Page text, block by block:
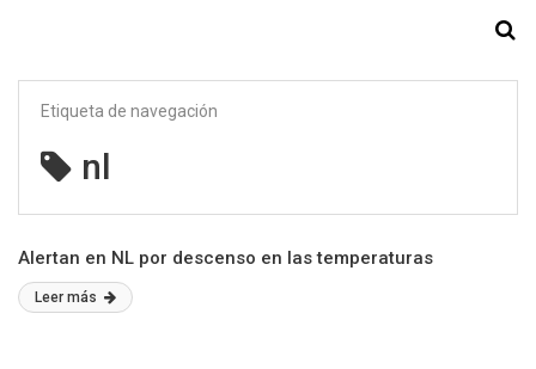
Etiqueta de navegación
nl
Alertan en NL por descenso en las temperaturas
Leer más